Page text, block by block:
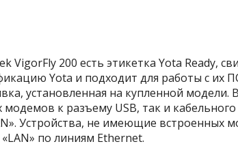
VigorFly 200 есть этикетка Yota Ready,
Yota и подходит для работы с их
установленная на купленной модели.
к разъему USB, так и
Устройства, не имеющие встроенных
по линиям Ethernet.